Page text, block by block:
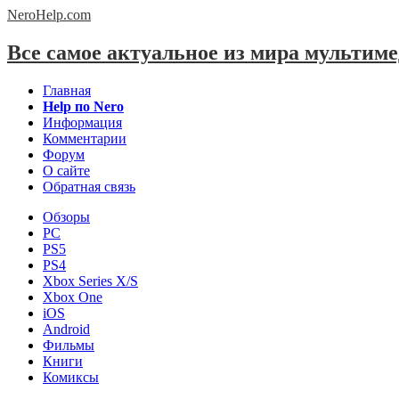
NeroHelp.com
Все самое актуальное из мира
Главная
Help по Nero
Информация
Комментарии
Форум
О сайте
Обратная связь
Обзоры
PC
PS5
PS4
Xbox Series X/S
Xbox One
iOS
Android
Фильмы
Книги
Комиксы